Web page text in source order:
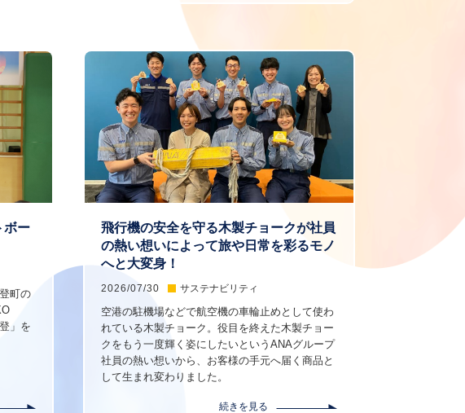
ボー
町の
」を
飛行機の安全を守る木製チョークが社員
の熱い想いによって旅や日常を彩るモノ
へと大変身！
2026/07/30 サステナビリティ
空港の駐機場などで航空機の車輪止めとして使わ
れている木製チョーク。役目を終えた木製チョー
クをもう一度輝く姿にしたいというANAグループ
社員の熱い想いから、お客様の手元へ届く商品と
して生まれ変わりました。
続きを見る